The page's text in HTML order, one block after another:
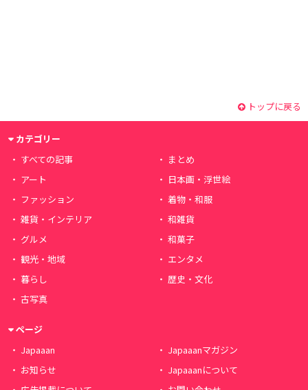
トップに戻る
カテゴリー
すべての記事
まとめ
アート
日本画・浮世絵
ファッション
着物・和服
雑貨・インテリア
和雑貨
グルメ
和菓子
観光・地域
エンタメ
暮らし
歴史・文化
古写真
ページ
Japaaan
Japaaanマガジン
お知らせ
Japaaanについて